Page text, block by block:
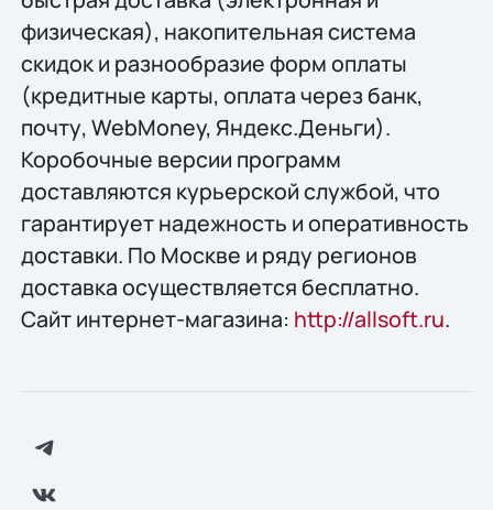
физическая), накопительная система
скидок и разнообразие форм оплаты
(кредитные карты, оплата через банк,
почту, WebMoney, Яндекс.Деньги).
Коробочные версии программ
доставляются курьерской службой, что
гарантирует надежность и оперативность
доставки. По Москве и ряду регионов
доставка осуществляется бесплатно.
Сайт интернет-магазина: http://allsoft.ru.